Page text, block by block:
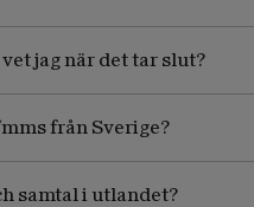
jag när det tar slut?
från Sverige?
samtal i utlandet?